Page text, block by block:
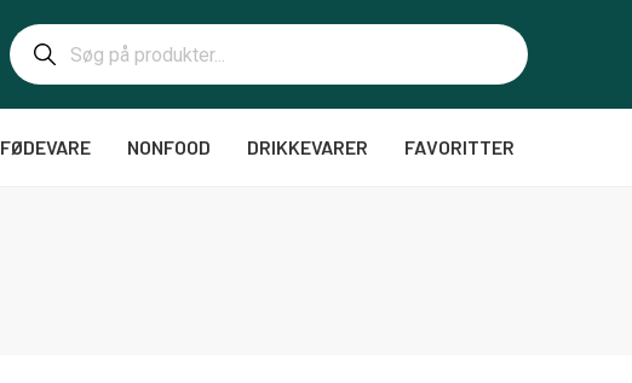
FØDEVARE NONFOOD DRIKKEVARER FAVORITTER